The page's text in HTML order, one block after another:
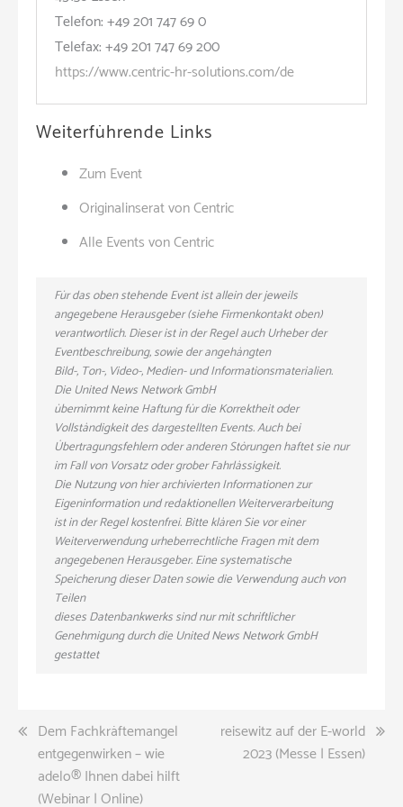
Telefon: +49 201 747 69 0
Telefax: +49 201 747 69 200
https://www.centric-hr-solutions.com/de
Weiterführende Links
Zum Event
Originalinserat von Centric
Alle Events von Centric
Für das oben stehende Event ist allein der jeweils
angegebene Herausgeber (siehe Firmenkontakt oben)
verantwortlich. Dieser ist in der Regel auch Urheber der
Eventbeschreibung, sowie der angehängten
Bild-, Ton-, Video-, Medien- und Informationsmaterialien.
Die United News Network GmbH
übernimmt keine Haftung für die Korrektheit oder
Vollständigkeit des dargestellten Events. Auch bei
Übertragungsfehlern oder anderen Störungen haftet sie nur
im Fall von Vorsatz oder grober Fahrlässigkeit.
Die Nutzung von hier archivierten Informationen zur
Eigeninformation und redaktionellen Weiterverarbeitung
ist in der Regel kostenfrei. Bitte klären Sie vor einer
Weiterverwendung urheberrechtliche Fragen mit dem
angegebenen Herausgeber. Eine systematische
Speicherung dieser Daten sowie die Verwendung auch von
Teilen
dieses Datenbankwerks sind nur mit schriftlicher
Genehmigung durch die United News Network GmbH
gestattet
Beitragsnavigation
Dem Fachkräftemangel
entgegenwirken – wie
adelo® Ihnen dabei hilft
(Webinar | Online)
reisewitz auf der E-world
2023 (Messe | Essen)